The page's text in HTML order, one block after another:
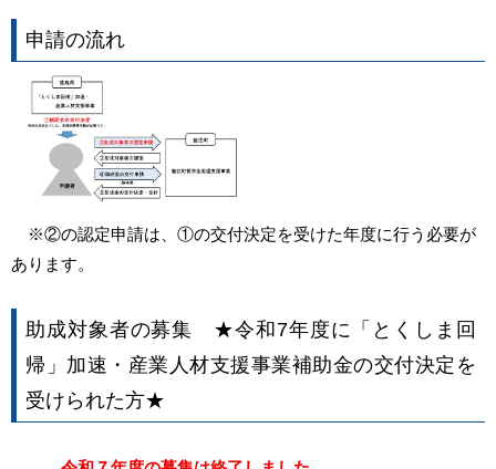
申請の流れ
※②の認定申請は、①の交付決定を受けた年度に行う必要が
あります。
助成対象者の募集 ★令和7年度に「とくしま回
帰」加速・産業人材支援事業補助金の交付決定を
受けられた方★